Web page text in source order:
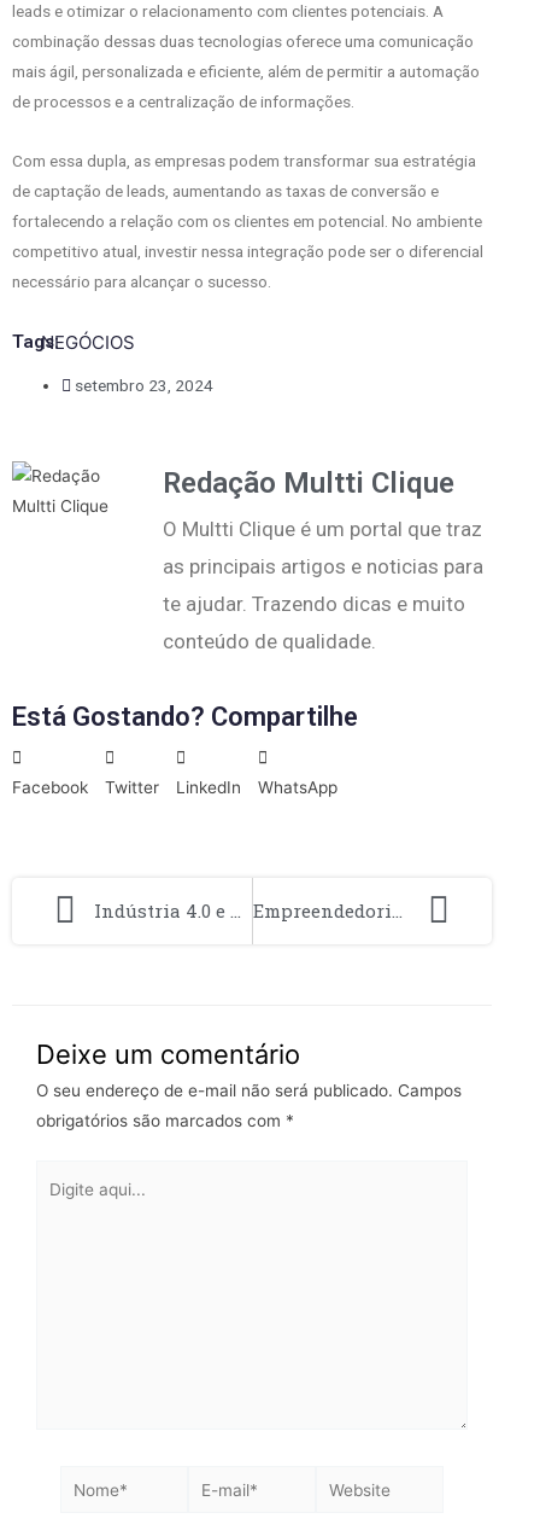
leads e otimizar o relacionamento com clientes potenciais. A
combinação dessas duas tecnologias oferece uma comunicação
mais ágil, personalizada e eficiente, além de permitir a automação
de processos e a centralização de informações.
Com essa dupla, as empresas podem transformar sua estratégia
de captação de leads, aumentando as taxas de conversão e
fortalecendo a relação com os clientes em potencial. No ambiente
competitivo atual, investir nessa integração pode ser o diferencial
necessário para alcançar o sucesso.
Tags:NEGÓCIOS
setembro 23, 2024
Redação Multti Clique
O Multti Clique é um portal que traz
as principais artigos e noticias para
te ajudar. Trazendo dicas e muito
conteúdo de qualidade.
Está Gostando? Compartilhe
Facebook Twitter LinkedIn WhatsApp
Indústria 4.0 e Marketing Digital: Alinhando Tecnologia e Comunicação para Crescimento Empreendedorismo verde: Como criar negócios eco-friendly
Deixe um comentário
O seu endereço de e-mail não será publicado. Campos
obrigatórios são marcados com *